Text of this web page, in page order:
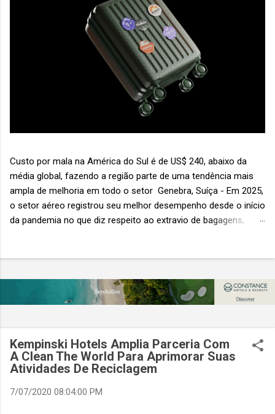
Custo por mala na América do Sul é de US$ 240, abaixo da
média global, fazendo a região parte de uma tendência mais
ampla de melhoria em todo o setor Genebra, Suíça - Em 2025,
o setor aéreo registrou seu melhor desempenho desde o início
da pandemia no que diz respeito ao extravio de bagagens,
“Baggage IT Insights” de 2026 da SITA, a 20ª edição anual
desse importante estudo de referência à indústria. (© SITA)
custa ao setor US$ 6,3 bilhões anualmente. Cada mala
extraviada acarreta um custo médio de US$ 260. Com um
lucro líquido médio de apenas US$ 8 por passageiro, uma mala
cinco anulam o lucro de um voo inteiro. O núme...
Kempinski Hotels Amplia Parceria Com
A Clean The World Para Aprimorar Suas
Atividades De Reciclagem
7/07/2020 08:04:00 PM